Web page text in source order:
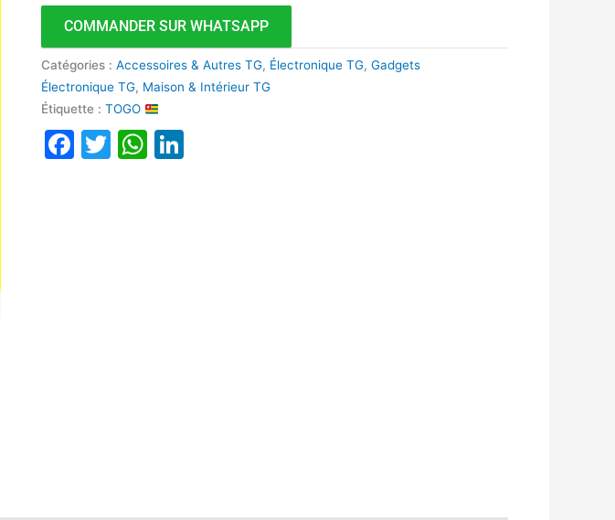
COMMANDER SUR WHATSAPP
Catégories :Accessoires & Autres TG, Électronique TG,Gadgets
Électronique TG, Maison & Intérieur TG
Étiquette :TOGO
Facebook
TwitterWhatsApp